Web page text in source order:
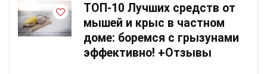
ТОП-10 Лучших средств от
мышей и крыс в частном
доме: боремся с грызунами
эффективно! +Отзывы